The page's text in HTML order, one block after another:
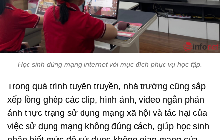
Học sinh dùng mạng internet với mục đích phục vụ học tập.
Trong quá trình tuyên truyền, nhà trường cũng sắp
xếp lồng ghép các clip, hình ảnh, video ngắn phản
ánh thực trạng sử dụng mạng xã hội và tác hại của
việc sử dụng mạng không đúng cách, giúp học sinh